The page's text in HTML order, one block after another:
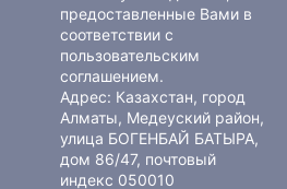
предоставленные Вами в
соответствии с
пользовательским
соглашением.
Адрес: Казахстан, город
Алматы, Медеуский район,
улица БОГЕНБАЙ БАТЫРА,
дом 86/47, почтовый
индекс 050010